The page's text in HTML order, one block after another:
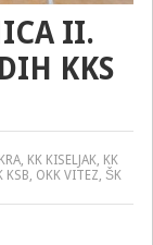
II.
KKS
, KK KISELJAK, KK
KSB, OKK VITEZ, ŠK